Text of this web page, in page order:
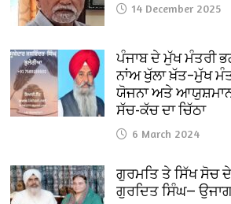
14 December 2025
ਪੰਜਾਬ ਦੇ ਮੁੱਖ ਮੰਤਰੀ
ਨਾਂਅ ਖੁੱਲਾ ਖ਼ੱਤ–ਮੁੱਖ
ਯੋਜਨਾ ਅਤੇ ਆਯੁਸ਼ਮਾਨ
ਸੱਚ-ਕੱਚ ਦਾ ਚਿੱਠਾ
6 March 2024
ਗੁਰਮਤਿ ਤੇ ਸਿੱਖ ਸੋਚ
ਗੁਰਦਿਤ ਸਿੰਘ—